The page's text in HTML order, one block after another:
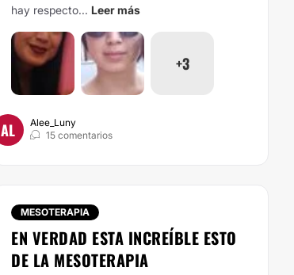
hay respecto... Leer más
+3
AL
Alee_Luny
15 comentarios
MESOTERAPIA
EN VERDAD ESTA INCREÍBLE ESTO
DE LA MESOTERAPIA